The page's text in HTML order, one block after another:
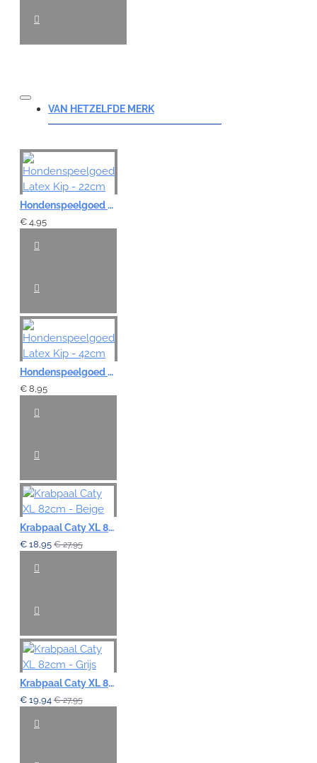
VAN HETZELFDE MERK
Hondenspeelgoed Latex Kip - 22cm
€ 4,95
Hondenspeelgoed Latex Kip - 42cm
€ 8,95
Krabpaal Caty XL 82cm - Beige
€ 18,95 € 27,95
Krabpaal Caty XL 82cm - Grijs
€ 19,94 € 27,95